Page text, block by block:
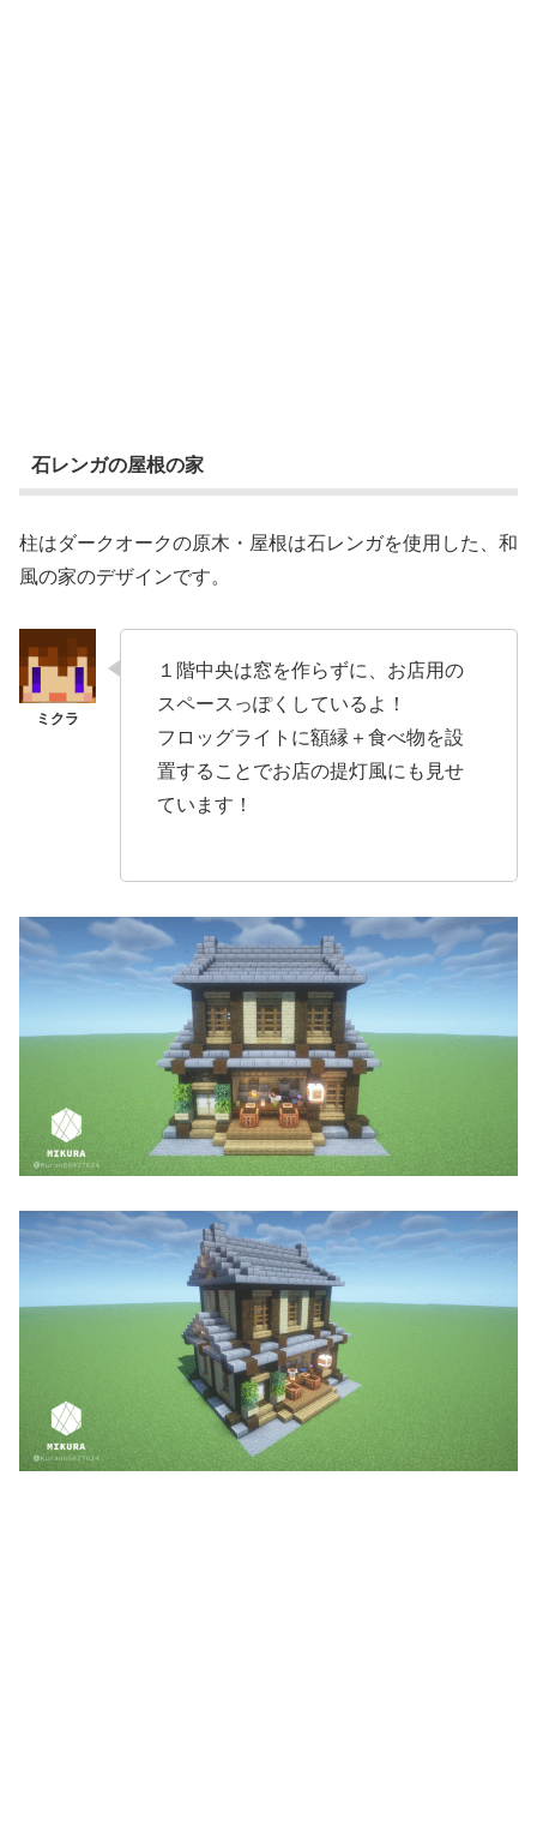
石レンガの屋根の家
柱はダークオークの原木・屋根は石レンガを使用した、和
風の家のデザインです。
１階中央は窓を作らずに、お店用の
スペースっぽくしているよ！
フロッグライトに額縁＋食べ物を設
置することでお店の提灯風にも見せ
ています！